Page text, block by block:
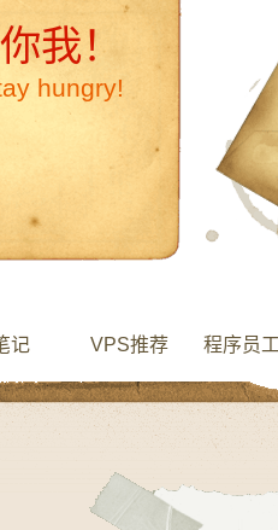
我！
hungry!
记 VPS推荐 程序员